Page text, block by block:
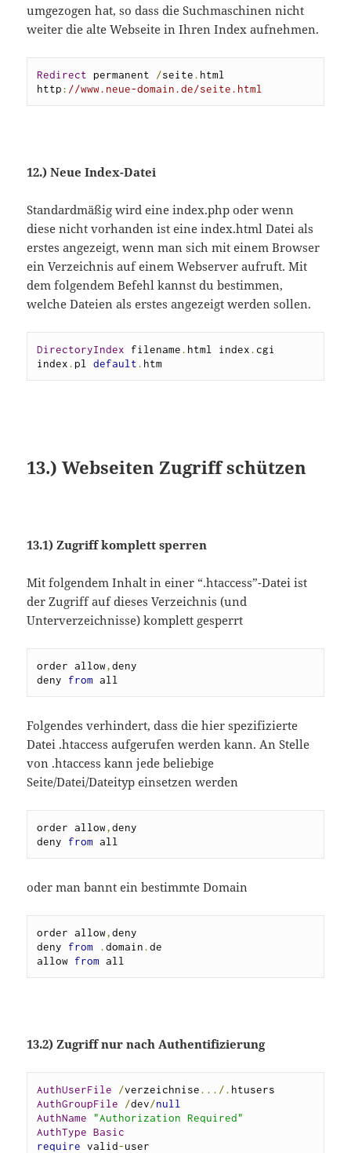
umgezogen hat, so dass die Suchmaschinen nicht
weiter die alte Webseite in Ihren Index aufnehmen.
Redirect permanent /seite . html
http: //www.neue-domain.de/seite.html
12.) Neue Index-Datei
Standardmäßig wird eine index.php oder wenn
diese nicht vorhanden ist eine index.html Datei als
erstes angezeigt, wenn man sich mit einem Browser
ein Verzeichnis auf einem Webserver aufruft. Mit
dem folgendem Befehl kannst du bestimmen,
welche Dateien als erstes angezeigt werden sollen.
DirectoryIndex filename . html index .cgi
index .pl default . htm
13.) Webseiten Zugriff schützen
13.1) Zugriff komplett sperren
Mit folgendem Inhalt in einer “.htaccess”-Datei ist
der Zugriff auf dieses Verzeichnis (und
Unterverzeichnisse) komplett gesperrt
order allow,deny
deny from all
Folgendes verhindert, dass die hier spezifizierte
Datei .htaccess aufgerufen werden kann. An Stelle
von .htaccess kann jede beliebige
Seite/Datei/Dateityp einsetzen werden
order allow,deny
deny from all
oder man bannt ein bestimmte Domain
order allow,deny
deny from .domain .de
allow from all
13.2) Zugriff nur nach Authentifizierung
AuthUserFile /verzeichnise .../.
AuthGroupFile
/dev/null
AuthName
"Authorization Required"
AuthType Basic
require valid-user